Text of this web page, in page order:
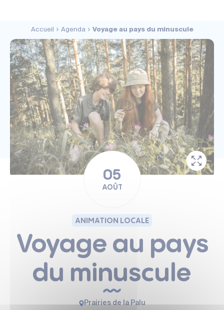
Accueil Agenda Voyage au pays du minuscule
05
AOÛT
ANIMATION LOCALE
Voyage au pays
du minuscule
Prairies de la Palu
Taille du texte :
Très petite
Petite Défaut
Grande
Très grande
Affichage des images & vidéos :
Par défaut
Masquées